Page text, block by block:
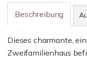
Beschreibung
Dieses charmante,
Zweifamilienhaus